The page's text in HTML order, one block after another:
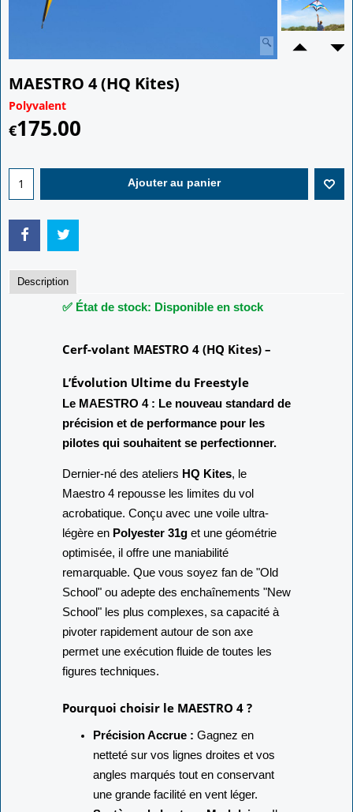
MAESTRO 4 (HQ Kites)
Polyvalent
€175.00
Ajouter au panier
Description
✅ État de stock: Disponible en stock
Cerf-volant MAESTRO 4 (HQ Kites) –
L’Évolution Ultime du Freestyle
Le MAESTRO 4 : Le nouveau standard de
précision et de performance pour les
pilotes qui souhaitent se perfectionner.
Dernier-né des ateliers HQ Kites, le
Maestro 4 repousse les limites du vol
acrobatique. Conçu avec une voile ultra-
légère en Polyester 31g et une géométrie
optimisée, il offre une maniabilité
remarquable. Que vous soyez fan de "Old
School" ou adepte des enchaînements "New
School" les plus complexes, sa capacité à
pivoter rapidement autour de son axe
permet une exécution fluide de toutes les
figures techniques.
Pourquoi choisir le MAESTRO 4 ?
Précision Accrue : Gagnez en
netteté sur vos lignes droites et vos
angles marqués tout en conservant
une grande facilité en vent léger.